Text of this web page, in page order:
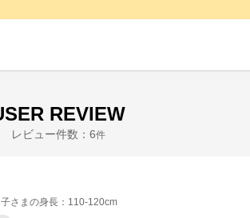
REVIEW
レビュー件数： 6件
さまの身長 ： 110-120cm